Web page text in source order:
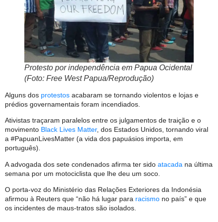
Protesto por independência em Papua Ocidental
(Foto: Free West Papua/Reprodução)
Alguns dos protestos acabaram se tornando violentos e lojas e
prédios governamentais foram incendiados.
Ativistas traçaram paralelos entre os julgamentos de traição e o
movimento Black Lives Matter, dos Estados Unidos, tornando viral
a #PapuanLivesMatter (a vida dos papuásios importa, em
português).
A advogada dos sete condenados afirma ter sido atacada na última
semana por um motociclista que lhe deu um soco.
O porta-voz do Ministério das Relações Exteriores da Indonésia
afirmou à Reuters que “não há lugar para racismo no país” e que
os incidentes de maus-tratos são isolados.